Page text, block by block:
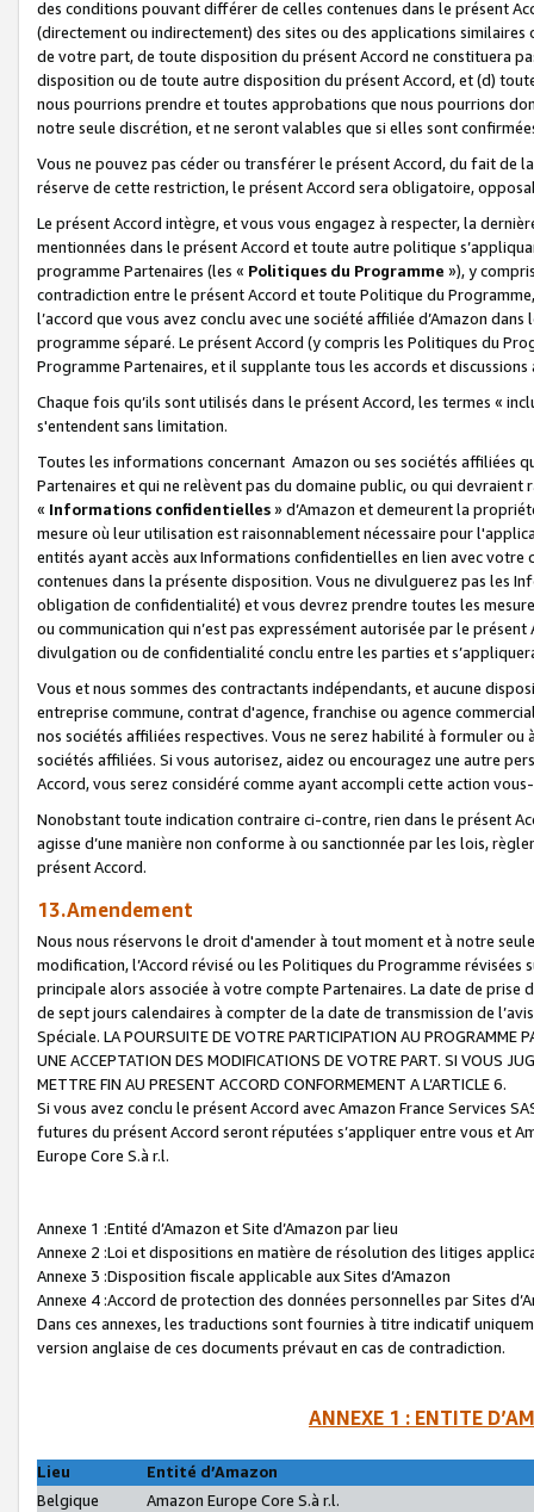
des conditions pouvant différer de celles contenues dans le présent
(directement ou indirectement) des sites ou des applications
de votre part, de toute disposition du présent Accord ne constituera
disposition ou de toute autre disposition du présent Accord, et (d)
nous pourrions prendre et toutes approbations que nous pourrions
notre seule discrétion, et ne seront valables que si elles sont
Vous ne pouvez pas céder ou transférer le présent Accord, du fait de
réserve de cette restriction, le présent Accord sera obligatoire,
Le présent Accord intègre, et vous vous engagez à respecter, la
mentionnées dans le présent Accord et toute autre politique
programme Partenaires (les « Politiques du Programme »), y
contradiction entre le présent Accord et toute Politique du
l’accord que vous avez conclu avec une société affiliée d’Amazon
programme séparé. Le présent Accord (y compris les Politiques du
Programme Partenaires, et il supplante tous les accords et discussions
Chaque fois qu’ils sont utilisés dans le présent Accord, les termes «
s'entendent sans limitation.
Toutes les informations concernant Amazon ou ses sociétés affiliées
Partenaires et qui ne relèvent pas du domaine public, ou qui
« Informations confidentielles» d’Amazon et demeurent la
mesure où leur utilisation est raisonnablement nécessaire pour
entités ayant accès aux Informations confidentielles en lien avec
contenues dans la présente disposition. Vous ne divulguerez pas les
obligation de confidentialité) et vous devrez prendre toutes les
ou communication qui n’est pas expressément autorisée par le
divulgation ou de confidentialité conclu entre les parties et
Vous et nous sommes des contractants indépendants, et aucune
entreprise commune, contrat d'agence, franchise ou agence
nos sociétés affiliées respectives. Vous ne serez habilité à formuler
sociétés affiliées. Si vous autorisez, aidez ou encouragez une autre
Accord, vous serez considéré comme ayant accompli cette action
Nonobstant toute indication contraire ci-contre, rien dans le présent
agisse d’une manière non conforme à ou sanctionnée par les lois,
présent Accord.
13.Amendement
Nous nous réservons le droit d'amender à tout moment et à notre
modification, l’Accord révisé ou les Politiques du Programme
principale alors associée à votre compte Partenaires. La date de
de sept jours calendaires à compter de la date de transmission de
Spéciale. LA POURSUITE DE VOTRE PARTICIPATION AU PROGRAMME
UNE ACCEPTATION DES MODIFICATIONS DE VOTRE PART. SI VOUS
METTRE FIN AU PRESENT ACCORD CONFORMEMENT A L’ARTICLE 6.
Si vous avez conclu le présent Accord avec Amazon France Services
futures du présent Accord seront réputées s’appliquer entre vous et
Europe Core S.à r.l.
Annexe 1 :Entité d’Amazon et Site d’Amazon par lieu
Annexe 2 :Loi et dispositions en matière de résolution des litiges
Annexe 3 :Disposition fiscale applicable aux Sites d’Amazon
Annexe 4 :Accord de protection des données personnelles par Sites
Dans ces annexes, les traductions sont fournies à titre indicatif
version anglaise de ces documents prévaut en cas de contradiction.
ANNEXE 1 : ENTITE
Lieu
Entité d’Amazon
Belgique
Amazon Europe Core S.à r.l.